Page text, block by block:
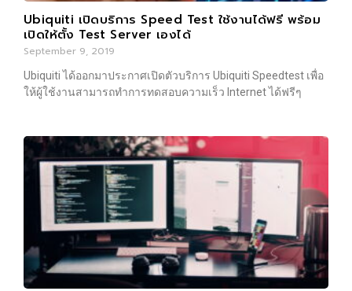
Ubiquiti เปิดบริการ Speed Test ใช้งานได้ฟรี พร้อม
เปิดให้ตั้ง Test Server เองได้
September 9, 2019
Ubiquiti ได้ออกมาประกาศเปิดตัวบริการ Ubiquiti Speedtest เพื่อ
ให้ผู้ใช้งานสามารถทำการทดสอบความเร็ว Internet ได้ฟรีๆ